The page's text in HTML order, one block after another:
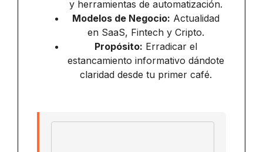
y herramientas de automatización.
Modelos de Negocio: Actualidad
en SaaS, Fintech y Cripto.
Propósito: Erradicar el
estancamiento informativo dándote
claridad desde tu primer café.